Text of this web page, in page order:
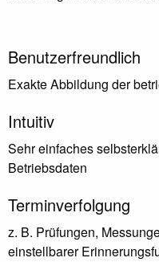
Benutzerfreundlich
Exakte Abbildung der
Intuitiv
Sehr einfaches
Betriebsdaten
Terminverfolgung
z. B. Prüfungen,
einstellbarer